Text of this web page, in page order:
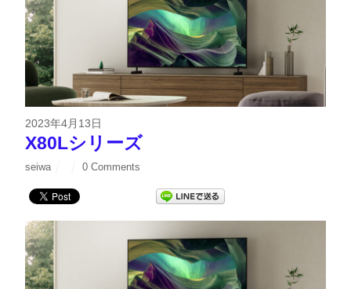
2023年4月13日
X80Lシリーズ
seiwa 0 Comments